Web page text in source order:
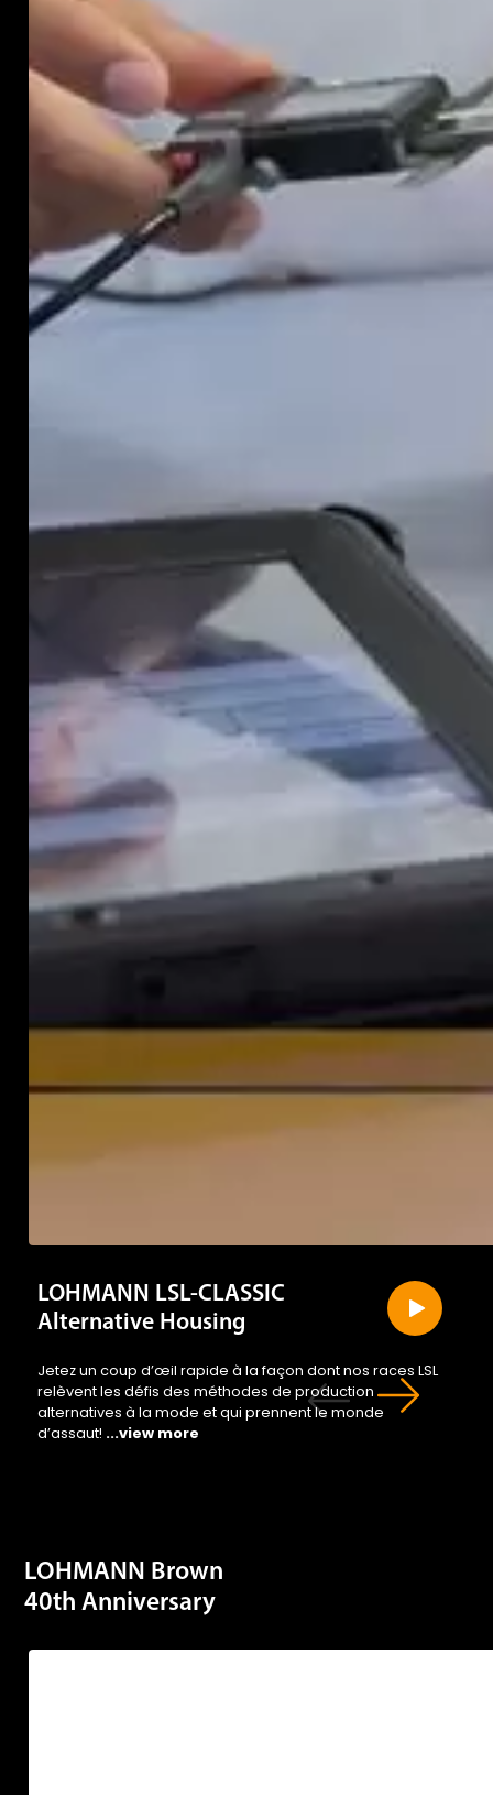
LOHMANN LSL-CLASSIC
Alternative Housing
Jetez un coup d’œil rapide à la façon dont nos races LSL
relèvent les défis des méthodes de production
alternatives à la mode et qui prennent le monde
d’assaut! ...view more
LOHMANN Brown
40th Anniversary